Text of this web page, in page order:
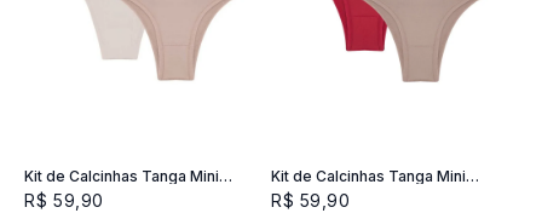
Kit de Calcinhas Tanga Mini
Classic 02- 2 und
R$ 59 90
Kit de Calcinhas Tanga Mini
Classic 02- 2 und
R$ 59 ,90